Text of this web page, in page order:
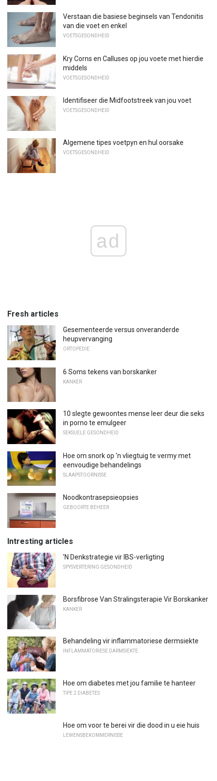
Verstaan ​​die basiese beginsels van Tendonitis
van die voet en enkel
VOETSGESONDHEID
Kry Corns en Calluses op jou voete met hierdie
middels
VOETSGESONDHEID
Identifiseer die Midfootstreek van jou voet
VOETSGESONDHEID
Algemene tipes voetpyn en hul oorsake
VOETSGESONDHEID
ad
Fresh articles
Gesementeerde versus onveranderde
heupvervanging
ORTOPEDIE
6 Soms tekens van borskanker
KANKER
10 slegte gewoontes mense leer deur die seks
in porno te emulgeer
SEKSUELE GESONDHEID
Hoe om snork op 'n vliegtuig te vermy met
eenvoudige behandelings
SLAAPSTOORNISSE
Noodkontrasepsieopsies
GEBOORTE BEHEER
Intresting articles
'N Denkstrategie vir IBS-verligting
SPYSVERTERING GESONDHEID
Borsfibrose Van Stralingsterapie Vir Borskanker
KANKER
Behandeling vir inflammatoriese dermsiekte
INFLAMMATORIESE DARMSIEKTE
Hoe om diabetes met jou familie te hanteer
TIPE 2 DIABETES
Hoe om voor te berei vir die dood in u eie huis
LEWENSBEKOMMERNISSE